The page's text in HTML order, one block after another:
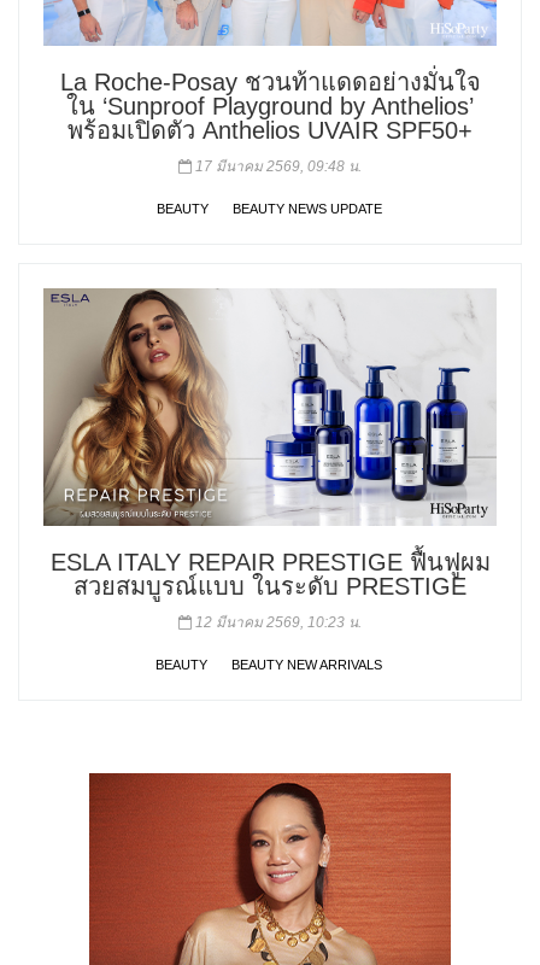
La Roche-Posay ชวนท้าแดดอย่างมั่นใจ
ใน ‘Sunproof Playground by Anthelios’
พร้อมเปิดตัว Anthelios UVAIR SPF50+
17 มีนาคม 2569, 09:48 น.
BEAUTY BEAUTY NEWS UPDATE
ESLA ITALY REPAIR PRESTIGE ฟื้นฟูผม
สวยสมบูรณ์แบบ ในระดับ PRESTIGE
12 มีนาคม 2569, 10:23 น.
BEAUTY BEAUTY NEW ARRIVALS